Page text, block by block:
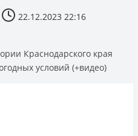
22.12.2023 22:16
Краснодарского края
условий (+видео)